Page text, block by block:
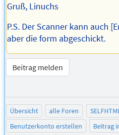
Gruß, Linuchs
P.S. Der Scanner kann auch
aber die form abgeschickt.
Beitrag melden
Übersicht alle Foren
Benutzerkonto erstellen
Beitrag